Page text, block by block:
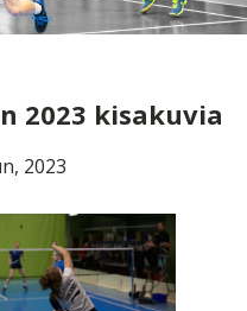
2023 kisakuvia
2023